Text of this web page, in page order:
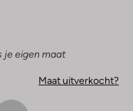
je eigen maat
Maat uitverkocht?